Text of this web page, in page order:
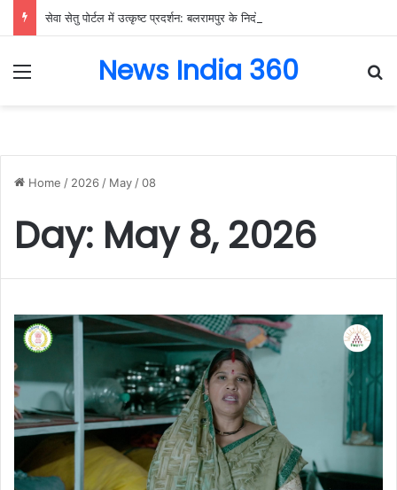
Menu News India 360
Home / 2026 / May /08
Day: May 8, 2026